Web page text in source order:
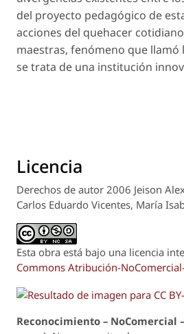
del proyecto pedagógico de
acciones del quehacer
maestras, fenómeno que llamó
se trata de una institución
Licencia
Derechos de autor 2006 Jeison
Carlos Eduardo Vicentes, María
Esta obra está bajo una licencia
Commons Atribución-
Reconocimiento – NoComercial